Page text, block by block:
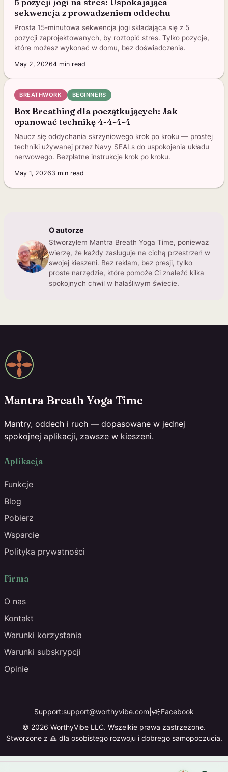
5 pozycji jogi na stres: Uspokajająca
sekwencja z prowadzeniem oddechu
Prosta 15-minutowa sekwencja jogi składająca się z 5
pozycji zaprojektowanych, by roztopić stres. Tylko pozycje,
które możesz wykonać w domu, bez doświadczenia.
May 2, 20264 min read
BREATHWORK BEGINNERS
Box Breathing dla początkujących: Jak
opanować technikę 4-4-4-4
Naucz się oddychania skrzyniowego krok po kroku — prostej
techniki używanej przez Navy SEALs do uspokojenia układu
nerwowego. Bezpłatne instrukcje krok po kroku.
May 1, 20263 min read
O autorze
Stworzyłem Mantra Breath Yoga Time, ponieważ
wierzę, że każdy zasługuje na cichą przestrzeń w
swojej kieszeni. Bez reklam, bez presji, tylko
proste narzędzie, które pomoże Ci znaleźć kilka
spokojnych chwil w hałaśliwym świecie.
Mantra Breath Yoga Time
Mantry, oddech i ruch — dopasowane w jednej
spokojnej aplikacji, zawsze w kieszeni.
Aplikacja
Funkcje
Blog
Pobierz
Wsparcie
Polityka prywatności
Firma
O nas
Kontakt
Warunki korzystania
Warunki subskrypcji
Opinie
Support:support@worthyvibe.com campaignFacebook
© 2026 WorthyVibe LLC. Wszelkie prawa zastrzeżone.
Stworzone z 🙏 dla osobistego rozwoju i dobrego samopoczucia.